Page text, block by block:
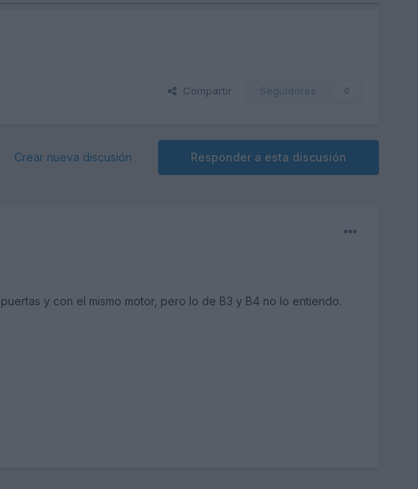
Compartir Seguidores 0
Responder a esta discusión
Crear nueva discusión
y con el mismo motor, pero lo de B3 y B4 no lo entiendo.